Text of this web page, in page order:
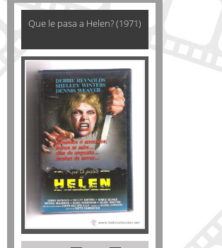
Que le pasa a Helen? (1971)